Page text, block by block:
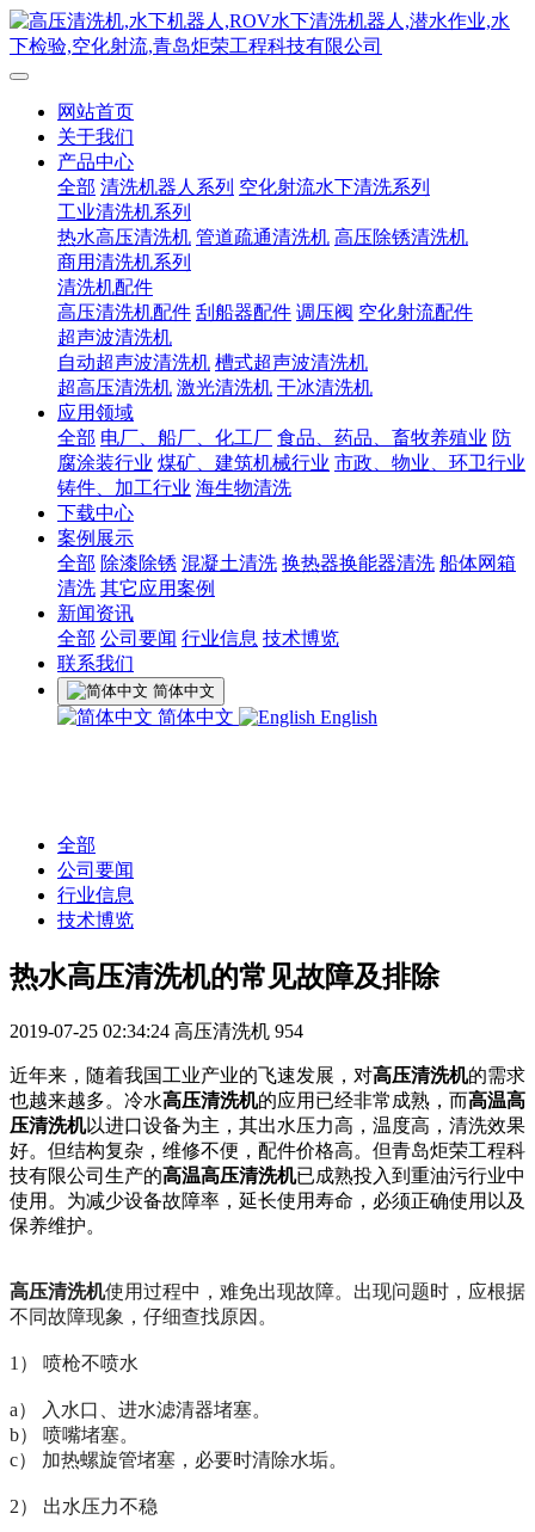
网站首页
关于我们
产品中心
全部 清洗机器人系列 空化射流水下清洗系列
工业清洗机系列
热水高压清洗机 管道疏通清洗机 高压除锈清洗机
商用清洗机系列
清洗机配件
高压清洗机配件 刮船器配件 调压阀 空化射流配件
超声波清洗机
自动超声波清洗机 槽式超声波清洗机
超高压清洗机 激光清洗机 干冰清洗机
应用领域
全部 电厂、船厂、化工厂 食品、药品、畜牧养殖业 防
腐涂装行业 煤矿、建筑机械行业 市政、物业、环卫行业
铸件、加工行业 海生物清洗
下载中心
案例展示
全部 除漆除锈 混凝土清洗 换热器换能器清洗 船体网箱
清洗 其它应用案例
新闻资讯
全部 公司要闻 行业信息 技术博览
联系我们
简体中文
简体中文 English
全部
公司要闻
行业信息
技术博览
热水高压清洗机的常见故障及排除
2019-07-25 02:34:24 高压清洗机 954
近年来，随着我国工业产业的飞速发展 ，对高压清洗机的需求
也越来越多。 冷水高压清洗机的应用已经非常成熟，而高温高
压清洗机以进口设备为主，其出水压力高，温度高，清洗效果
好。但结构复杂，维修不便，配件价格高。 但青岛炬荣工程科
技有限公司生产的高温高压清洗机已成熟投入到重油污行业中
使用。 为减少设备故障率，延长使用寿命，必须正确使用以及
保养维护。
高压清洗机使用过程中，难免出现故障。出现问题时，应根据
不同故障现象，仔细查找原因。
1） 喷枪不喷水
a） 入水口、进水滤清器堵塞。
b） 喷嘴堵塞。
c） 加热螺旋管堵塞，必要时清除水垢。
2） 出水压力不稳